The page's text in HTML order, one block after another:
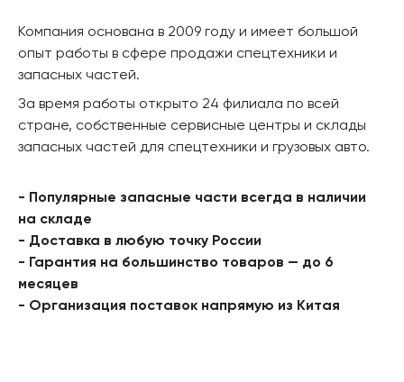
Компания основана в 2009 году и имеет большой
опыт работы в сфере продажи спецтехники и
запасных частей.
За время работы открыто 24 филиала по всей
стране, собственные сервисные центры и склады
запасных частей для спецтехники и грузовых авто.
- Популярные запасные части всегда в наличии
на складе
- Доставка в любую точку России
- Гарантия на большинство товаров — до 6
месяцев
- Организация поставок напрямую из Китая